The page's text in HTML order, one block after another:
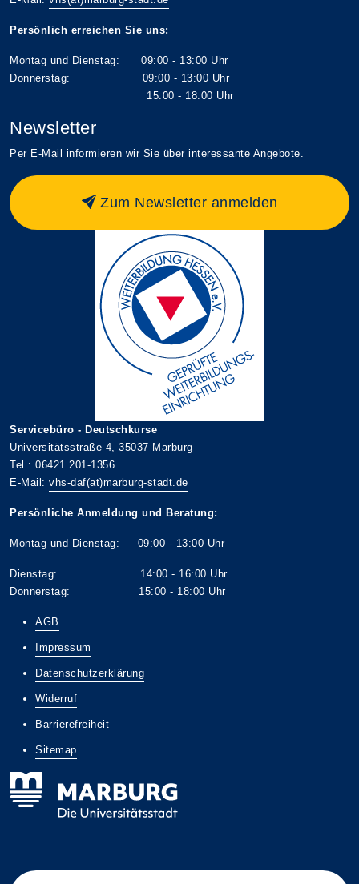
Persönlich erreichen Sie uns:
Montag und Dienstag: 09:00 - 13:00 Uhr
Donnerstag: 09:00 - 13:00 Uhr
15:00 - 18:00 Uhr
Newsletter
Per E-Mail informieren wir Sie über interessante Angebote.
Zum Newsletter anmelden
Servicebüro - Deutschkurse
Universitätsstraße 4, 35037 Marburg
Tel.: 06421 201-1356
E-Mail: vhs-daf(at)marburg-stadt.de
Persönliche Anmeldung und Beratung:
Montag und Dienstag: 09:00 - 13:00 Uhr
Dienstag: 14:00 - 16:00 Uhr
Donnerstag: 15:00 - 18:00 Uhr
AGB
Impressum
Datenschutzerklärung
Widerruf
Barrierefreiheit
Sitemap